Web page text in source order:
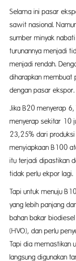
Selama ini pasar
sawit nasional.
sumber minyak
turunannya menjadi
menjadi rendah.
diharapkan membuat
dengan pasar ekspor.
Jika B20 menyerap
menyerap sekitar 10
23,25% dari produksi
menyiapkaan B100
itu terjadi dipastikan
tidak perlu ekpor lagi.
Tapi untuk menuju
yang lebih panjang
bahan bakar
(HVO), dan perlu
Tapi dia memastikan
langsung digunakan